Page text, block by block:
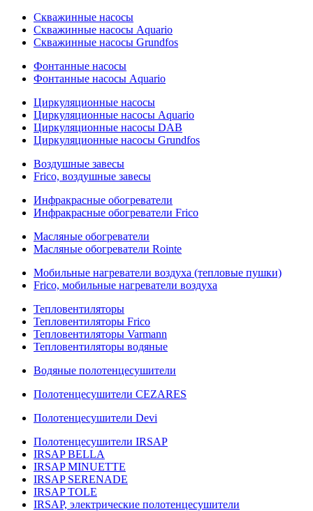
Скважинные насосы
Скважинные насосы Aquario
Скважинные насосы Grundfos
Фонтанные насосы
Фонтанные насосы Aquario
Циркуляционные насосы
Циркуляционные насосы Aquario
Циркуляционные насосы DAB
Циркуляционные насосы Grundfos
Воздушные завесы
Frico, воздушные завесы
Инфракрасные обогреватели
Инфракрасные обогреватели Frico
Масляные обогреватели
Масляные обогреватели Rointe
Мобильные нагреватели воздуха (тепловые пушки)
Frico, мобильные нагреватели воздуха
Тепловентиляторы
Тепловентиляторы Frico
Тепловентиляторы Varmann
Тепловентиляторы водяные
Водяные полотенцесушители
Полотенцесушители CEZARES
Полотенцесушители Devi
Полотенцесушители IRSAP
IRSAP BELLA
IRSAP MINUETTE
IRSAP SERENADE
IRSAP TOLE
IRSAP, электрические полотенцесушители